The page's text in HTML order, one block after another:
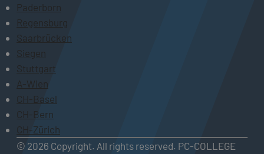
Paderborn
Regensburg
Saarbrücken
Siegen
Stuttgart
A-Wien
CH-Basel
CH-Bern
CH-Zürich
© 2026 Copyright. All rights reserved. PC-COLLEGE